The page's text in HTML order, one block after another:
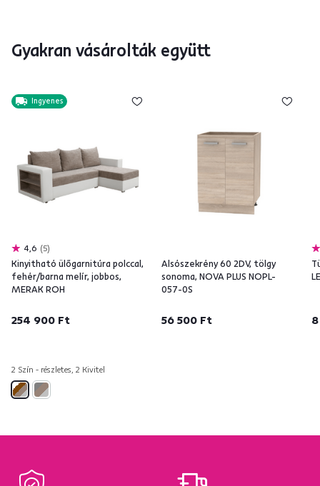
Gyakran vásárolták együtt
Ingyenes
4,6 5
Kinyitható ülőgarnitúra polccal,
fehér/barna melír, jobbos,
MERAK ROH
254 900 Ft
2 Szín - részletes, 2 Kivitel
Alsószekrény 60 2DV, tölgy
sonoma, NOVA PLUS NOPL-
057-0S
56 500 Ft